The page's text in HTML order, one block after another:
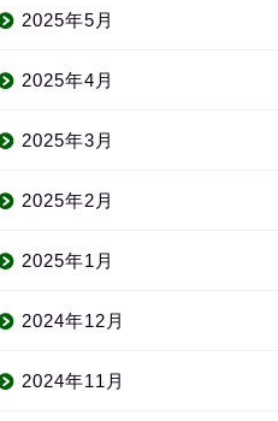
2025年5月
2025年4月
2025年3月
2025年2月
2025年1月
2024年12月
2024年11月